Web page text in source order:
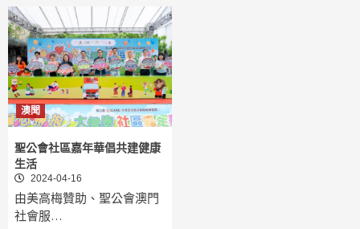
澳聞
聖公會社區嘉年華倡共建健康
生活
2024-04-16
由美高梅贊助、聖公會澳門
社會服…